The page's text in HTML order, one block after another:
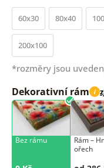
60x30 80x40
200x100
*rozměry jsou
Dekorativní rám i
Bez rámu
Rám –⁠⁠⁠⁠⁠⁠
ořech